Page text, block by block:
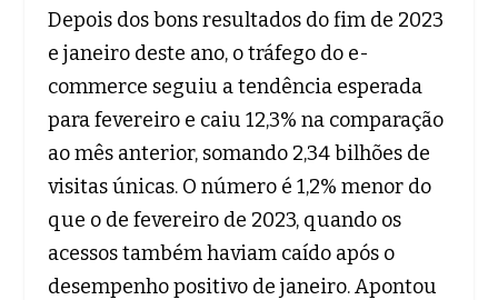
Depois dos bons resultados do fim de 2023
e janeiro deste ano, o tráfego do e-
commerce seguiu a tendência esperada
para fevereiro e caiu 12,3% na comparação
ao mês anterior, somando 2,34 bilhões de
visitas únicas. O número é 1,2% menor do
que o de fevereiro de 2023, quando os
acessos também haviam caído após o
desempenho positivo de janeiro. Apontou